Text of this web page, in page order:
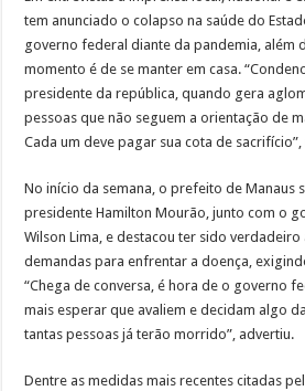
tem anunciado o colapso na saúde do
governo federal diante da pandemia, além
momento é de se manter em casa.
presidente da república, quando gera
pessoas que não seguem a orientação de
Cada um deve pagar sua cota de
No início da semana, o prefeito de Manaus
presidente Hamilton Mourão, junto com o
Wilson Lima, e destacou ter sido
demandas para enfrentar a doença,
“Chega de conversa, é hora de o governo
mais esperar que avaliem e decidam algo
tantas pessoas já terão morrido”, advertiu.
Dentre as medidas mais recentes citadas